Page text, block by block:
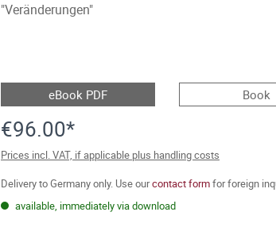
"Veränderungen"
eBook PDF Book
€96.00*
Prices incl. VAT, if applicable plus handling costs
Delivery to Germany only. Use ourcontact formfor foreign
available, immediately via download